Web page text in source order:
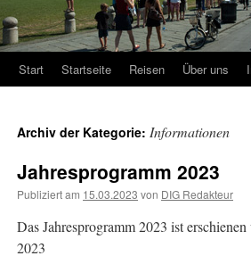
Start Startseite Reisen Über uns
Archiv der Kategorie: Informationen
Jahresprogramm 2023
Publiziert am 15.03.2023 von DIG Redakteur
Das Jahresprogramm 2023 ist
2023